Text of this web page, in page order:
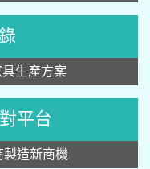
生產方案
平台
製造新商機